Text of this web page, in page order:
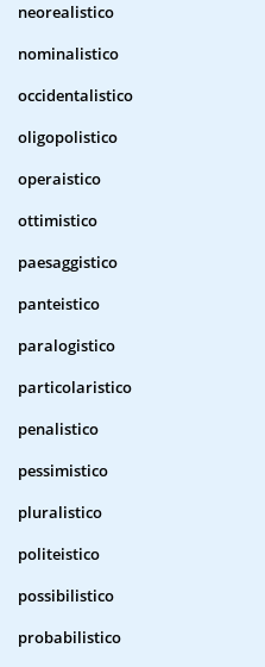
neorealistico
nominalistico
occidentalistico
oligopolistico
operaistico
ottimistico
paesaggistico
panteistico
paralogistico
particolaristico
penalistico
pessimistico
pluralistico
politeistico
possibilistico
probabilistico